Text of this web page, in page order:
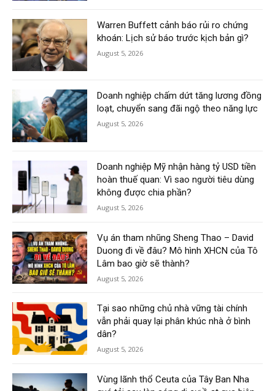
Warren Buffett cảnh báo rủi ro chứng
khoán: Lịch sử báo trước kịch bản gì?
August 5, 2026
Doanh nghiệp chấm dứt tăng lương đồng
loạt, chuyển sang đãi ngộ theo năng lực
August 5, 2026
Doanh nghiệp Mỹ nhận hàng tỷ USD tiền
hoàn thuế quan: Vì sao người tiêu dùng
không được chia phần?
August 5, 2026
Vụ án tham nhũng Sheng Thao – David
Duong đi về đâu? Mô hình XHCN của Tô
Lâm bao giờ sẽ thành?
August 5, 2026
Tại sao những chủ nhà vững tài chính
vẫn phải quay lại phân khúc nhà ở bình
dân?
August 5, 2026
Vùng lãnh thổ Ceuta của Tây Ban Nha